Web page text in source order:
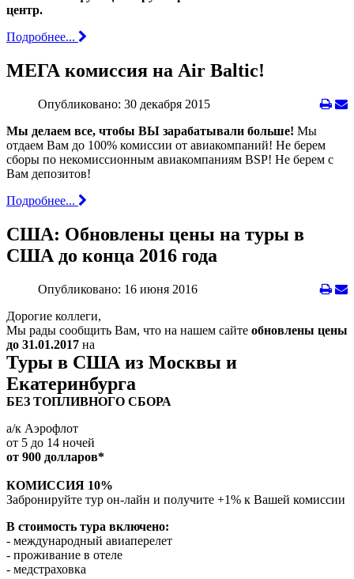
центр.
Подробнее...
МЕГА комиссия на Air Baltic!
Опубликовано: 30 декабря 2015
Мы делаем все, чтобы ВЫ зарабатывали больше! Мы
отдаем Вам до 100% комиссии от авиакомпаний! Не берем
сборы по некомиссионным авиакомпаниям BSP! Не берем с
Вам депозитов!
Подробнее...
США: Обновлены цены на туры в
США до конца 2016 года
Опубликовано: 16 июня 2016
Дорогие коллеги,
Мы рады сообщить Вам, что на нашем сайте обновлены цены
до 31.01.2017 на
Туры в США из Москвы и
Екатеринбурга
БЕЗ ТОПЛИВНОГО СБОРА
а/к Аэрофлот
от 5 до 14 ночей
от 900 долларов*
КОМИССИЯ 10%
Забронируйте тур он-лайн и получите +1% к Вашей комиссии
В стоимость тура включено:
- международный авиаперелет
- проживание в отеле
- медстраховка